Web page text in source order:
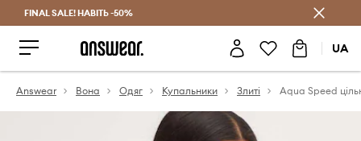
Заощаджуй з Answear Club
FINAL SALE! НАВІТЬ -50%
UA
Answear Вона Одяг Купальники Злиті